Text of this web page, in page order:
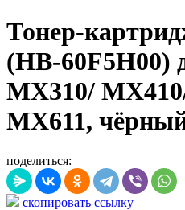
Тонер-
(HB-60F5H00)
MX310/
MX611,
поделиться:
скопировать ссылку